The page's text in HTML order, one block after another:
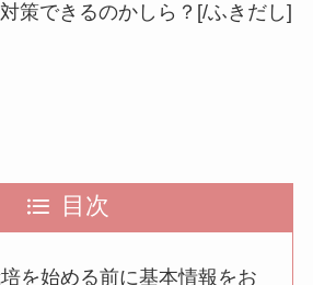
策できるのかしら？[/ふきだし]
目次
を始める前に基本情報をお